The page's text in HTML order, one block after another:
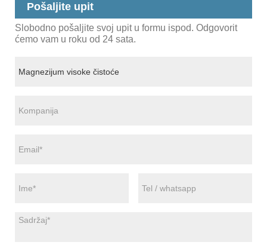
Pošaljite upit
Slobodno pošaljite svoj upit u formu ispod. Odgovorit
ćemo vam u roku od 24 sata.